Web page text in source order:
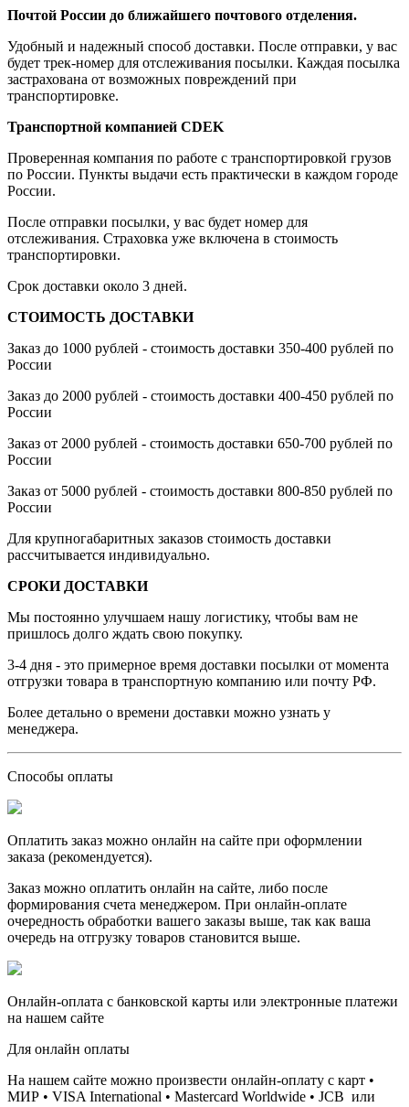
Почтой России до ближайшего почтового отделения.
Удобный и надежный способ доставки. После отправки, у вас
будет трек-номер для отслеживания посылки. Каждая посылка
застрахована от возможных повреждений при
транспортировке.
Транспортной компанией CDEK
Проверенная компания по работе с транспортировкой грузов
по России. Пункты выдачи есть практически в каждом городе
России.
После отправки посылки, у вас будет номер для
отслеживания. Страховка уже включена в стоимость
транспортировки.
Срок доставки около 3 дней.
СТОИМОСТЬ ДОСТАВКИ
Заказ до 1000 рублей - стоимость доставки 350-400 рублей по
России
Заказ до 2000 рублей - стоимость доставки 400-450 рублей по
России
Заказ от 2000 рублей - стоимость доставки 650-700 рублей по
России
Заказ от 5000 рублей - стоимость доставки 800-850 рублей по
России
Для крупногабаритных заказов стоимость доставки
рассчитывается индивидуально.
СРОКИ ДОСТАВКИ
Мы постоянно улучшаем нашу логистику, чтобы вам не
пришлось долго ждать свою покупку.
3-4 дня - это примерное время доставки посылки от момента
отгрузки товара в транспортную компанию или почту РФ.
Более детально о времени доставки можно узнать у
менеджера.
Способы оплаты
Оплатить заказ можно онлайн на сайте при оформлении
заказа (рекомендуется).
Заказ можно оплатить онлайн на сайте, либо после
формирования счета менеджером. При онлайн-оплате
очередность обработки вашего заказы выше, так как ваша
очередь на отгрузку товаров становится выше.
Онлайн-оплата с банковской карты или электронные платежи
на нашем сайте
Для онлайн оплаты
На нашем сайте можно произвести онлайн-оплату с карт •
МИР • VISA International • Mastercard Worldwide • JCB или